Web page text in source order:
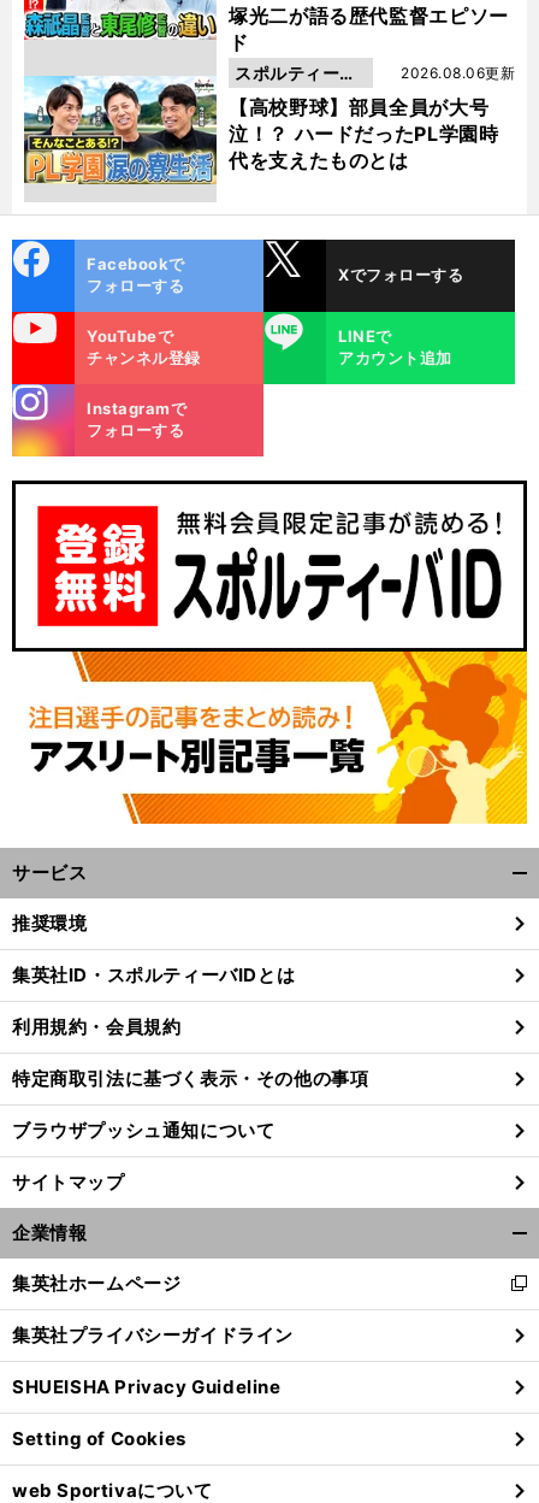
塚光二が語る歴代監督エピソー
ド
【高校野球】部員全員が大号
泣！？ ハードだったPL学園時
代を支えたものとは
2026.08.06更新
スポルティーバ
動画
ok
Facebookで
フォローする
Xでフォローする
YouTubeで
チャンネル登録
LINE
LINEで
アカウント追加
m
Instagramで
フォローする
サービス
閉
る
推奨環境
集英社ID・スポルティーバIDとは
利用規約・会員規約
特定商取引法に基づく表示・その他の事項
ブラウザプッシュ通知について
サイトマップ
企業情報
閉
る
集英社ホームページ
新
し
い
ウ
ィ
ン
ド
ウ
で
集英社プライバシーガイドライン
SHUEISHA Privacy Guideline
Setting of Cookies
web Sportivaについて